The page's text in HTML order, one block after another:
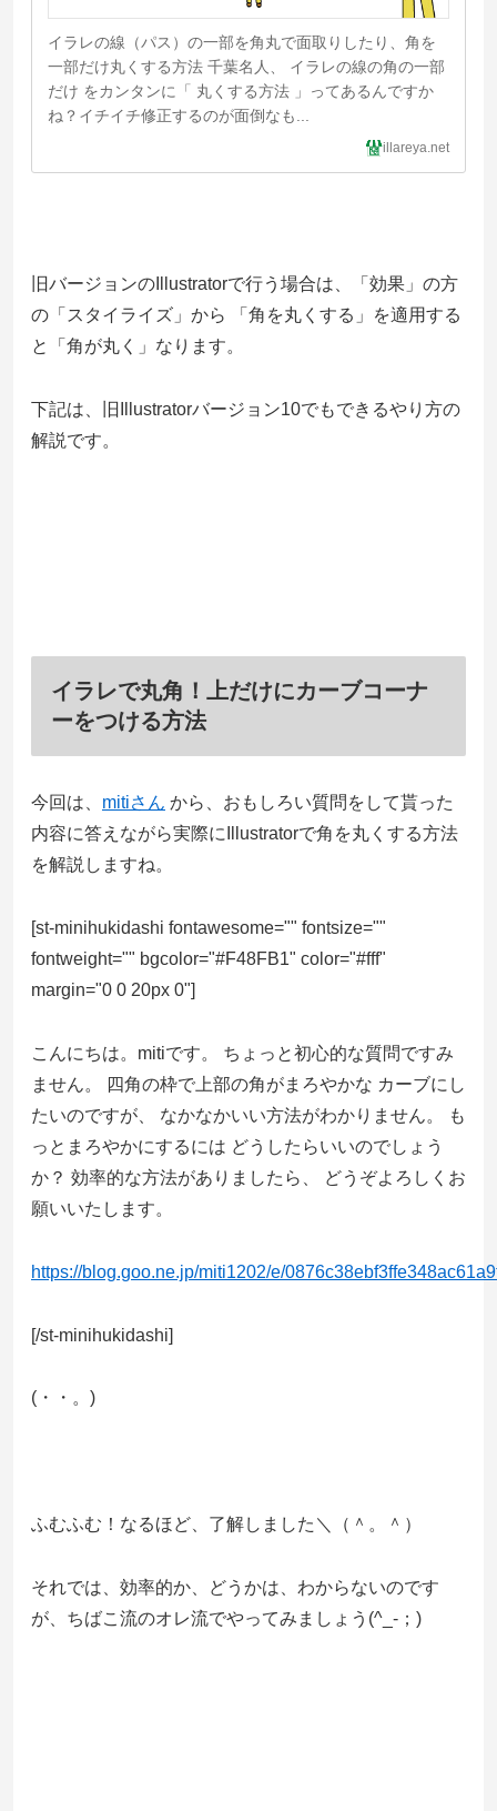
イラレの線（パス）の一部を角丸で面取りしたり、角を
一部だけ丸くする方法 千葉名人、 イラレの線の角の一部
だけ をカンタンに「 丸くする方法 」ってあるんですか
ね？イチイチ修正するのが面倒なも...
illareya.net
旧バージョンのIllustratorで行う場合は、「効果」の方
の「スタイライズ」から 「角を丸くする」を適用する
と「角が丸く」なります。
下記は、旧Illustratorバージョン10でもできるやり方の
解説です。
イラレで丸角！上だけにカーブコーナ
ーをつける方法
今回は、 mitiさん から、おもしろい質問をして貰った
内容に答えながら実際にIllustratorで角を丸くする方法
を解説しますね。
[st-minihukidashi fontawesome="" fontsize=""
fontweight="" bgcolor="#F48FB1" color="#fff"
margin="0 0 20px 0"]
こんにちは。mitiです。 ちょっと初心的な質問ですみ
ません。 四角の枠で上部の角がまろやかな カーブにし
たいのですが、 なかなかいい方法がわかりません。 も
っとまろやかにするには どうしたらいいのでしょう
か？ 効率的な方法がありましたら、 どうぞよろしくお
願いいたします。
https://blog.goo.ne.jp/miti1202/e/
[/st-minihukidashi]
(・・。)ゞ
ふむふむ！なるほど、了解しました＼（＾。＾）
それでは、効率的か、どうかは、わからないのです
が、ちばこ流のオレ流でやってみましょう(^_-；)